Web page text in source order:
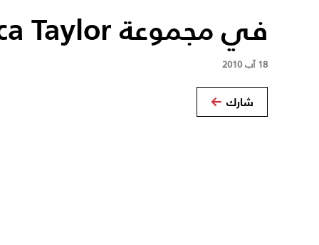
في مجموعة Rebecca Taylor
18 آب 2010
شارك